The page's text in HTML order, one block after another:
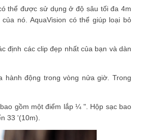
thể được sử dụng ở độ sâu tối đa 4m
nó. AquaVision có thể giúp loại bỏ
định các clip đẹp nhất của bạn và dàn
động trong vòng nửa giờ. Trong
gồm một điểm lắp ¼ ". Hộp sạc bao
33 '(10m).